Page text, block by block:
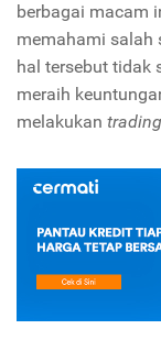
berbagai macam
memahami salah
hal tersebut tidak
meraih
melakukan trading